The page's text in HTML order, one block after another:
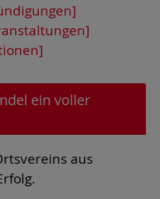
ein voller
aus